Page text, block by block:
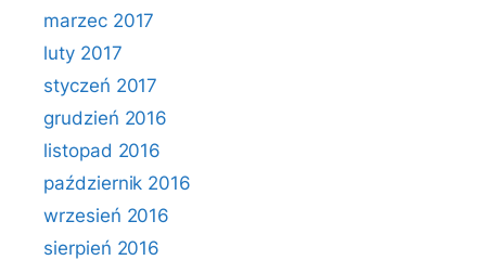
marzec 2017
luty 2017
styczeń 2017
grudzień 2016
listopad 2016
październik 2016
wrzesień 2016
sierpień 2016